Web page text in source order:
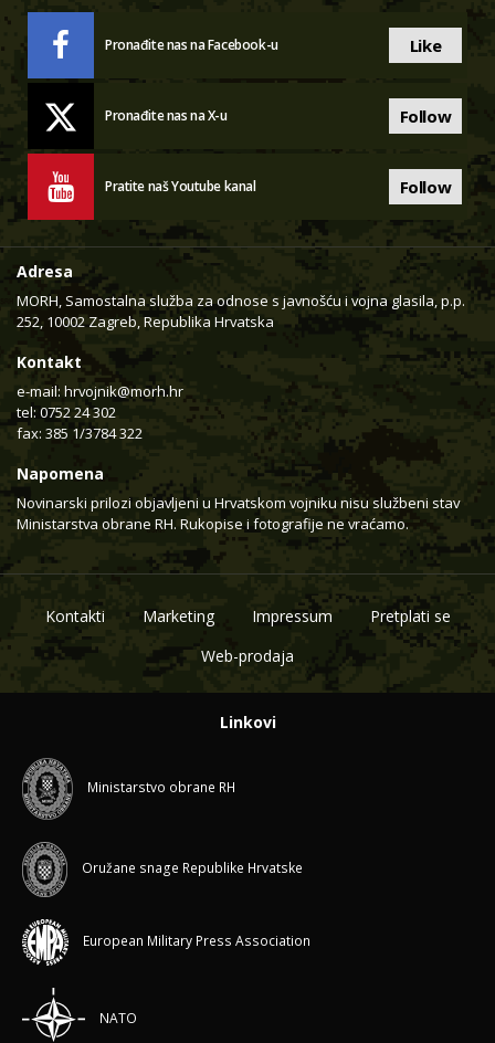
Pronađite nas na Facebook-u Like
Pronađite nas na X-u Follow
Pratite naš Youtube kanal Follow
Adresa
MORH, Samostalna služba za odnose s javnošću i vojna glasila, p.p.
252, 10002 Zagreb, Republika Hrvatska
Kontakt
e-mail: hrvojnik@morh.hr
tel: 0752 24 302
fax: 385 1/3784 322
Napomena
Novinarski prilozi objavljeni u Hrvatskom vojniku nisu službeni stav
Ministarstva obrane RH. Rukopise i fotografije ne vraćamo.
Kontakti Marketing Impressum
Pretplati se
Web-prodaja
Linkovi
Ministarstvo obrane RH
Oružane snage Republike Hrvatske
European Military Press Association
NATO